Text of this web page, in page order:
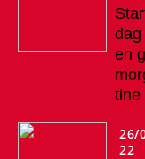
dag
en
tine
26/
22